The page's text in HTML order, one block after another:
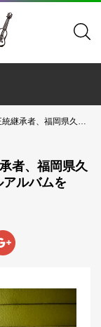
、7年振りフルアルバムを10/26にリリース！
者、福岡県久
ルバムを